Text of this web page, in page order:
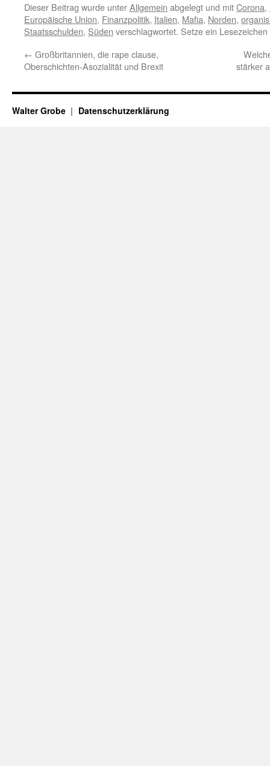
Dieser Beitrag wurde unterAllgemein abgelegt und mitCorona,
Europäische Union, Finanzpolitik, Italien, Mafia, Norden,
Staatsschulden, Süden verschlagwortet. Setze ein
← Großbritannien, die rape clause,
Oberschichten-Asozialität und Brexit
stärker
Walter Grobe Datenschutzerklärung